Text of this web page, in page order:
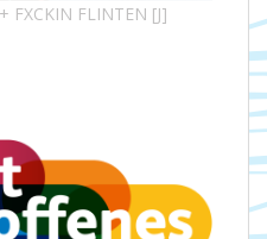
FXCKIN FLINTEN [J]